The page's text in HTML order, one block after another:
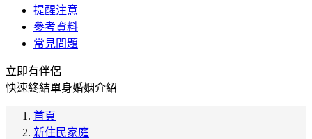
提醒注意
參考資料
常見問題
立即有伴侶
快速終結單身婚姻介紹
首頁
新住民家庭